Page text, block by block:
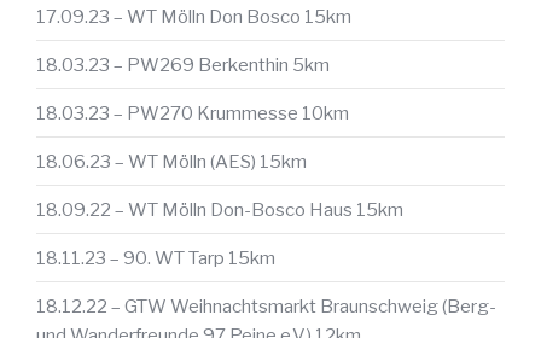
17.09.23 – WT Mölln Don Bosco 15km
18.03.23 – PW269 Berkenthin 5km
18.03.23 – PW270 Krummesse 10km
18.06.23 – WT Mölln (AES) 15km
18.09.22 – WT Mölln Don-Bosco Haus 15km
18.11.23 – 90. WT Tarp 15km
18.12.22 – GTW Weihnachtsmarkt Braunschweig (Berg-